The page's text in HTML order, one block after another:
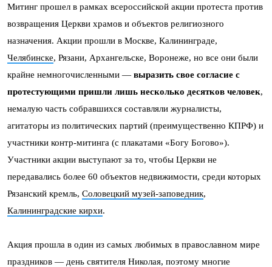
Митинг прошел в рамках всероссийской акции протеста против
возвращения Церкви храмов и объектов религиозного
назначения. Акции прошли в Москве, Калининграде,
Челябинске, Рязани, Архангельске, Воронеже, но все они были
крайне немногочисленными — выразить свое согласие с
протестующими пришли лишь несколько десятков человек,
немалую часть собравшихся составляли журналисты,
агитаторы из политических партий (преимущественно КПРФ) и
участники контр-митинга (с плакатами «Богу Богово»).
Участники акции выступают за то, чтобы Церкви не
передавались более 60 объектов недвижимости, среди которых
Рязанский кремль, Соловецкий музей-заповедник,
Калининградские кирхи.
Акция прошла в один из самых любимых в православном мире
праздников — день святителя Николая, поэтому многие